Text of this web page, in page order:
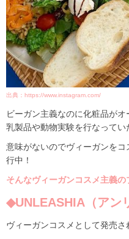
出典：https://www.instagram.com/
ビーガン主義なのに化粧品がオ
乳製品や動物実験を行なってい
意味がないのでヴィ ーガンをコ
行中！
そんなヴィーガンコスメ主義
◆UNLEASHIA（アン
ヴィーガンコスメとして発売さ